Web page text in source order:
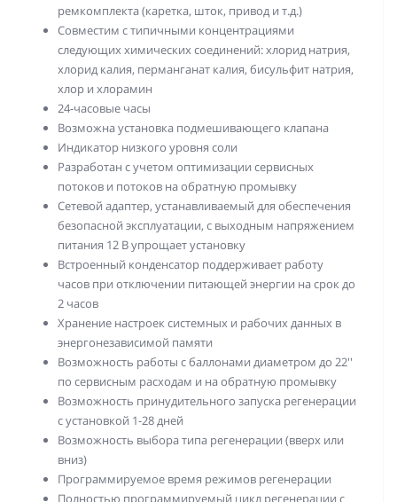
ремкомплекта (каретка, шток, привод и т.д.)
Совместим с типичными концентрациями
следующих химических соединений: хлорид натрия,
хлорид калия, перманганат калия, бисульфит натрия,
хлор и хлорамин
24-часовые часы
Возможна установка подмешивающего клапана
Индикатор низкого уровня соли
Разработан с учетом оптимизации сервисных
потоков и потоков на обратную промывку
Сетевой адаптер, устанавливаемый для обеспечения
безопасной эксплуатации, с выходным напряжением
питания 12 В упрощает установку
Встроенный конденсатор поддерживает работу
часов при отключении питающей энергии на срок до
2 часов
Хранение настроек системных и рабочих данных в
энергонезависимой памяти
Возможность работы с баллонами диаметром до 22''
по сервисным расходам и на обратную промывку
Возможность принудительного запуска регенерации
с установкой 1-28 дней
Возможность выбора типа регенерации (вверх или
вниз)
Программируемое время режимов регенерации
Полностью программируемый цикл регенерации с